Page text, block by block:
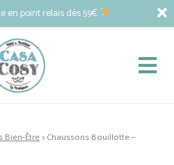
en point relais dès 59€
Bien-Être> Chaussons Bouillotte –